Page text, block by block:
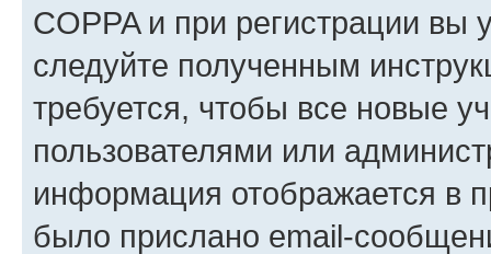
COPPA и при регистрации вы
следуйте полученным
требуется, чтобы все новые
пользователями или
информация отображается в
было прислано email-